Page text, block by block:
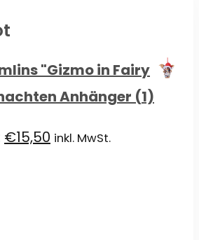
"Gizmo in Fairy
Anhänger (1)
€15,50 Aktueller
inkl. MwSt.